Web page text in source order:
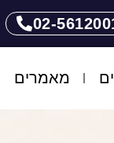
02-
מאמרים